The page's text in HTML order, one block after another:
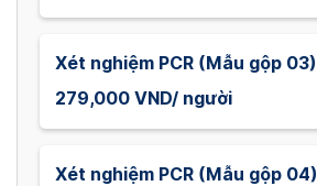
Xét nghiệm PCR (Mẫu gộp 03)
279,000 VND/ người
Xét nghiệm PCR (Mẫu gộp 04)